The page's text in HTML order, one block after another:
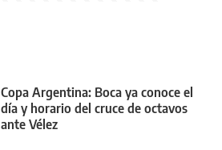
Copa Argentina: Boca ya conoce el
día y horario del cruce de octavos
ante Vélez